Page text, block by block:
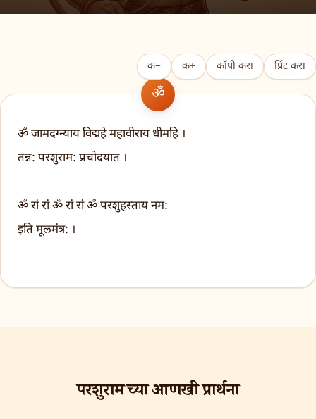
क− क+ कॉपी करा प्रिंट करा
ॐ जामदग्न्याय विद्महे महावीराय धीमहि ।
तन्न: परशुराम: प्रचोदयात ।
ॐ रां रां ॐ रां रां ॐ परशुहस्ताय नम:
इति मूलमंत्र: ।
परशुराम च्या आणखी प्रार्थना